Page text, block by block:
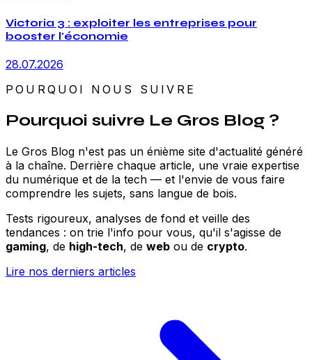
Victoria 3 : exploiter les entreprises pour
booster l'économie
28.07.2026
POURQUOI NOUS SUIVRE
Pourquoi suivre Le Gros Blog ?
Le Gros Blog n'est pas un énième site d'actualité généré
à la chaîne. Derrière chaque article, une vraie expertise
du numérique et de la tech — et l'envie de vous faire
comprendre les sujets, sans langue de bois.
Tests rigoureux, analyses de fond et veille des
tendances : on trie l'info pour vous, qu'il s'agisse de
gaming, de high-tech, de web ou de crypto.
Lire nos derniers articles